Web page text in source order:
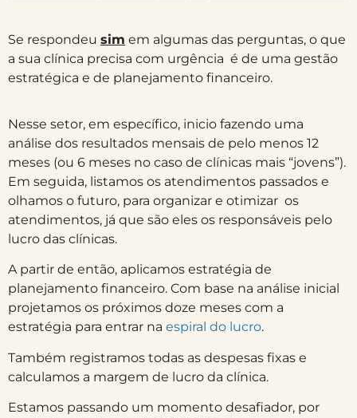
Se respondeu sim em algumas das perguntas, o que
a sua clínica precisa com urgência é de uma gestão
estratégica e de planejamento financeiro.
Nesse setor, em específico, inicio fazendo uma
análise dos resultados mensais de pelo menos 12
meses (ou 6 meses no caso de clínicas mais “jovens”).
Em seguida, listamos os atendimentos passados e
olhamos o futuro, para organizar e otimizar os
atendimentos, já que são eles os responsáveis pelo
lucro das clínicas.
A partir de então, aplicamos estratégia de
planejamento financeiro. Com base na análise inicial
projetamos os próximos doze meses com a
estratégia para entrar na espiral do lucro.
Também registramos todas as despesas fixas e
calculamos a margem de lucro da clínica.
Estamos passando um momento desafiador, por